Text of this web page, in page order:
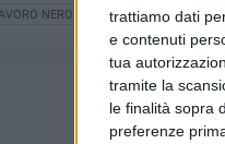
trattiamo dati
e contenuti
tua
tramite la
le finalità sopra
preferenze
NERO